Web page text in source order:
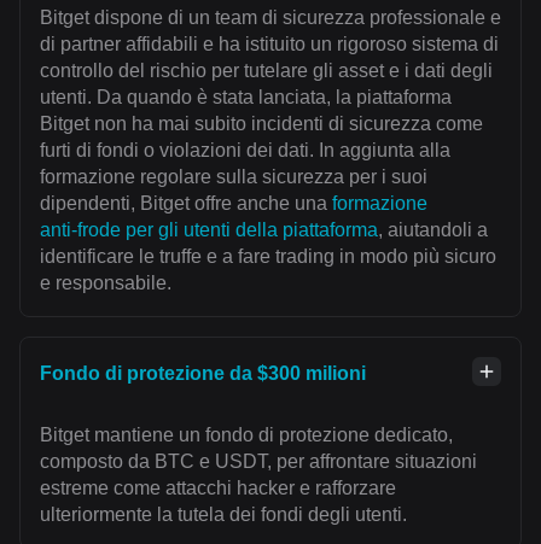
Bitget dispone di un team di sicurezza professionale e
di partner affidabili e ha istituito un rigoroso sistema di
controllo del rischio per tutelare gli asset e i dati degli
utenti. Da quando è stata lanciata, la piattaforma
Bitget non ha mai subito incidenti di sicurezza come
furti di fondi o violazioni dei dati. In aggiunta alla
formazione regolare sulla sicurezza per i suoi
dipendenti, Bitget offre anche una formazione
anti‑frode per gli utenti della piattaforma, aiutandoli a
identificare le truffe e a fare trading in modo più sicuro
e responsabile.
Fondo di protezione da $300 milioni
Bitget mantiene un fondo di protezione dedicato,
composto da BTC e USDT, per affrontare situazioni
estreme come attacchi hacker e rafforzare
ulteriormente la tutela dei fondi degli utenti.